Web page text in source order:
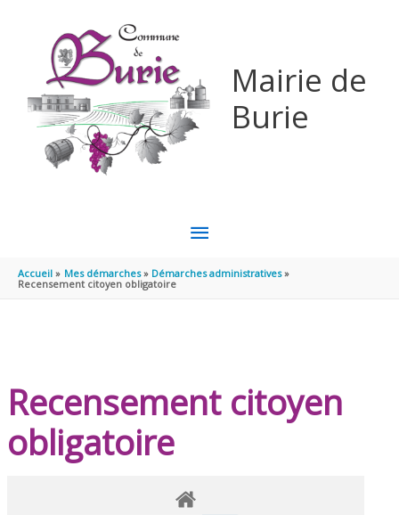
Mairie de
Burie
MENU
PRINCIPAL
Accueil Mes démarches
Démarches administratives
Recensement citoyen obligatoire
Recensement citoyen
obligatoire